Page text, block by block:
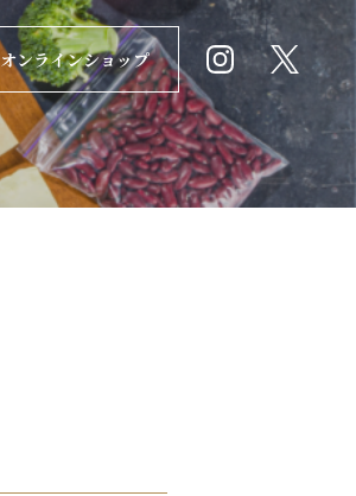
オンラインショップ